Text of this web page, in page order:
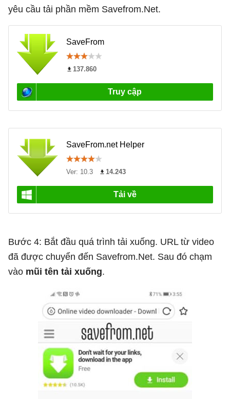
yêu cầu tải phần mềm Savefrom.Net.
Bước 4: Bắt đầu quá trình tải xuống. URL từ video
đã được chuyển đến Savefrom.Net. Sau đó chạm
vào mũi tên tải xuống.